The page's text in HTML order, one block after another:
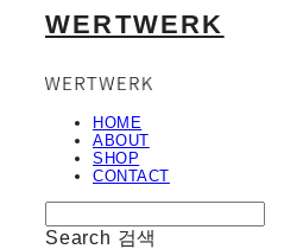
WERTWERK
HOME
ABOUT
SHOP
CONTACT
Search 검색